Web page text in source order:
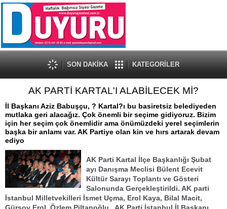
SON DAKİKA KATEGORİLER
AK PARTİ KARTAL'I ALABİLECEK Mİ?
İl Başkanı Aziz Babuşçu, ? Kartal?ı bu basiretsiz belediyeden
mutlaka geri alacağız. Çok önemli bir seçime gidiyoruz. Bizim
için her seçim çok önemlidir ama önümüzdeki yerel seçimlerin
başka bir anlamı var. AK Partiye olan kin ve hırs artarak devam
ediyo
AK Parti Kartal İlçe Başkanlığı Şubat
ayı Danışma Meclisi Bülent Ecevit
Kültür Sarayı Toplantı ve Gösteri
Salonunda Gerçekleştirildi. AK parti
İstanbul Milletvekilleri İsmet Uçma, Erol Kaya, Bilal Macit,